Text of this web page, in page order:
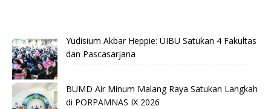
Yudisium Akbar Heppie: UIBU Satukan 4 Fakultas
dan Pascasarjana
BUMD Air Minum Malang Raya Satukan Langkah
di PORPAMNAS IX 2026